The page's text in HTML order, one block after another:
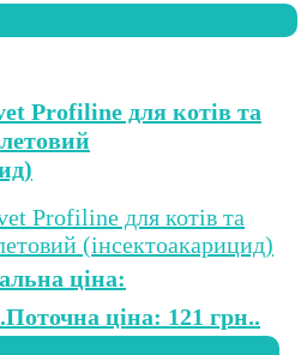
Profiline для котів та
ціна:
Поточна ціна: 121 грн..